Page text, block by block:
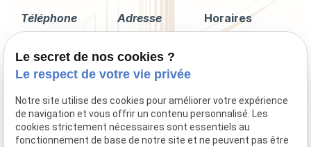
Téléphone
Adresse
Corps de
Garde
44600 Saint-
Nazaire
Horaires
Le secret de nos cookies ?
Le respect de votre vie privée
Notre site utilise des cookies pour améliorer votre expérience
de navigation et vous offrir un contenu personnalisé. Les
cookies strictement nécessaires sont essentiels au
fonctionnement de base de notre site et ne peuvent pas être